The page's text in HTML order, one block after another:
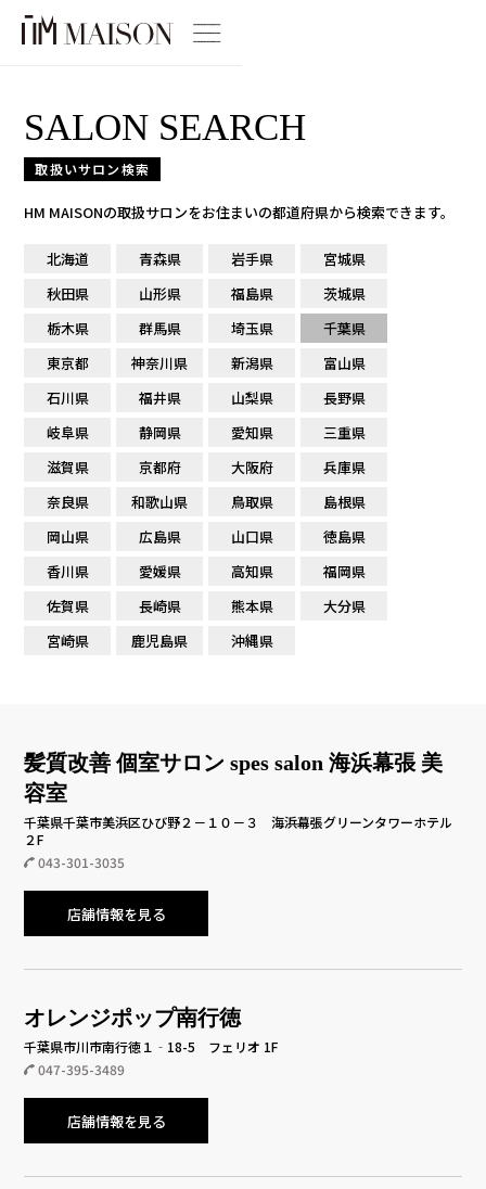
SALON SEARCH
取扱いサロン検索
HM MAISONの取扱サロンをお住まいの都道府県から検索できます。
北海道 青森県 岩手県
宮城県
秋田県
山形県 福島県
茨城県
栃木県
群馬県 埼玉県
千葉県
東京都
神奈川県 新潟県
富山県
石川県
福井県 山梨県
長野県
岐阜県
静岡県 愛知県
三重県
滋賀県
京都府 大阪府
兵庫県
奈良県
和歌山県 鳥取県
島根県
岡山県
広島県 山口県
徳島県
香川県
愛媛県 高知県
福岡県
佐賀県
長崎県 熊本県
大分県
宮崎県
鹿児島県 沖縄県
髪質改善 個室サロン spes salon 海浜幕張 美
容室
千葉県千葉市美浜区ひび野２－１０－３ 海浜幕張グリーンタワーホテル
２F
043-301-3035
店舗情報を見る
オレンジポップ南行徳
千葉県市川市南行徳１‐18-5 フェリオ 1F
047-395-3489
店舗情報を見る